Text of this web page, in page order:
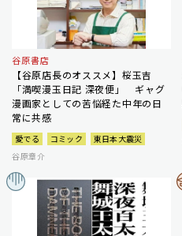
谷原書店
【谷原店長のオススメ】桜玉吉
「満喫漫玉日記 深夜便」 ギャグ
漫画家としての苦悩経た中年の日
常に共感
愛でる コミック
東日本大震災
谷原章介